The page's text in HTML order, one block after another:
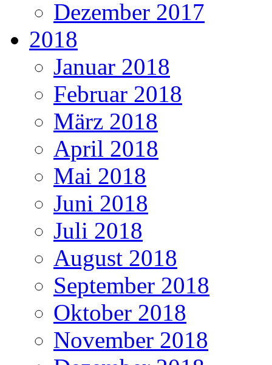
Dezember 2017
2018
Januar 2018
Februar 2018
März 2018
April 2018
Mai 2018
Juni 2018
Juli 2018
August 2018
September 2018
Oktober 2018
November 2018